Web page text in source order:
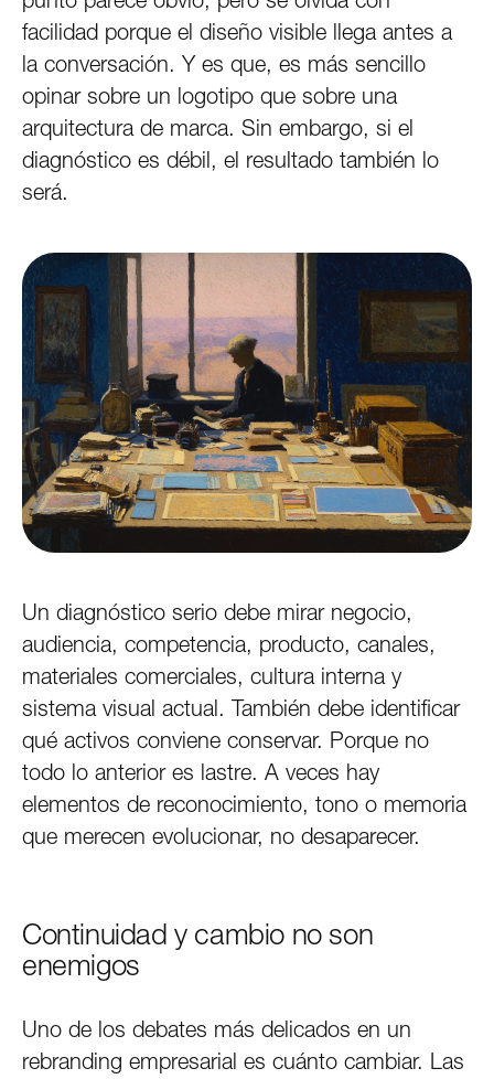
facilidad porque el diseño visible llega antes a
la conversación. Y es que, es más sencillo
opinar sobre un logotipo que sobre una
arquitectura de marca. Sin embargo, si el
diagnóstico es débil, el resultado también lo
será.
Un diagnóstico serio debe mirar negocio,
audiencia, competencia, producto, canales,
materiales comerciales, cultura interna y
sistema visual actual. También debe identificar
qué activos conviene conservar. Porque no
todo lo anterior es lastre. A veces hay
elementos de reconocimiento, tono o memoria
que merecen evolucionar, no desaparecer.
Continuidad y cambio no son
enemigos
Uno de los debates más delicados en un
rebranding empresarial es cuánto cambiar. Las